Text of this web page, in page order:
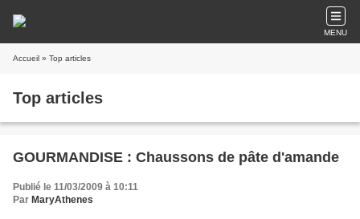
MENU
Accueil » Top articles
Top articles
GOURMANDISE : Chaussons de pâte d'amande
Publié le 11/03/2009 à 10:11
Par MaryAthenes